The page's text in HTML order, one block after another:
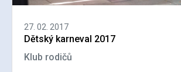
27. 02. 2017
Dětský karneval 2017
Klub rodičů